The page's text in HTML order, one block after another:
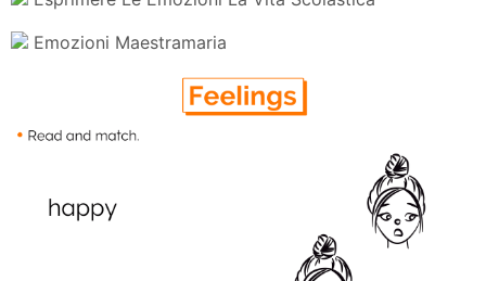
Emozioni Maestramaria